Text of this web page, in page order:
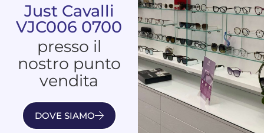
Just Cavalli
VJC006 0700
presso il
nostro punto
vendita
DOVE SIAMO